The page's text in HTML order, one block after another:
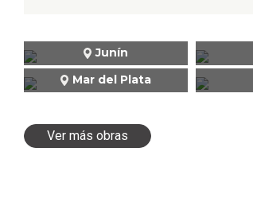
Junín
Mar del Plata
Ver más obras